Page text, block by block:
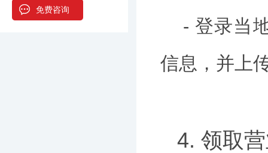
免费咨询
- 登录当
信息，并上
4. 领取